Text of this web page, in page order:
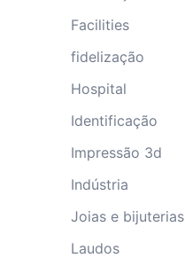
Facilities
fidelização
Hospital
Identificação
Impressão 3d
Indústria
Joias e bijuterias
Laudos